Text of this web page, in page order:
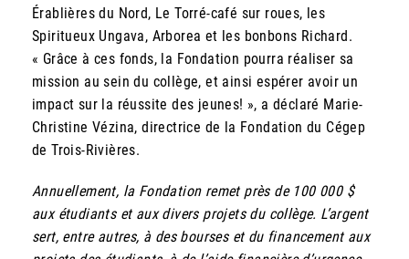
Érablières du Nord, Le Torré-café sur roues, les
Spiritueux Ungava, Arborea et les bonbons Richard.
« Grâce à ces fonds, la Fondation pourra réaliser sa
mission au sein du collège, et ainsi espérer avoir un
impact sur la réussite des jeunes! », a déclaré Marie-
Christine Vézina, directrice de la Fondation du Cégep
de Trois-Rivières.
Annuellement, la Fondation remet près de 100 000 $
aux étudiants et aux divers projets du collège. L’argent
sert, entre autres, à des bourses et du financement aux